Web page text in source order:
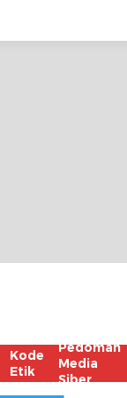
Kode
Etik
Pedoman
Media
Siber